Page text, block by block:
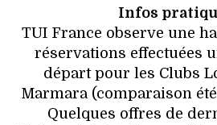
Infos
TUI France observe une
réservations effectuées
départ pour les Clubs
Marmara (comparaison
Quelques offres de